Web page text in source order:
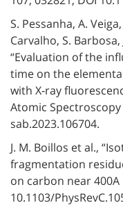
S. Pessanha, A.
Carvalho, S. Barbosa,
“Evaluation of the
time on the
with X‐ray
Atomic Spectroscopy
sab.2023.106704.
J. M. Boillos et al.,
fragmentation
on carbon near 400A
10.1103/